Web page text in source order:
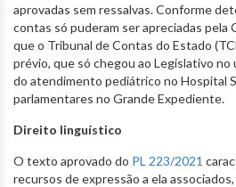
aprovadas sem ressalvas. Conforme
contas só puderam ser apreciadas pela
que o Tribunal de Contas do Estado
prévio, que só chegou ao Legislativo no
do atendimento pediátrico no Hospital
parlamentares no Grande Expediente.
Direito linguístico
O texto aprovado do PL 223/2021
recursos de expressão a ela